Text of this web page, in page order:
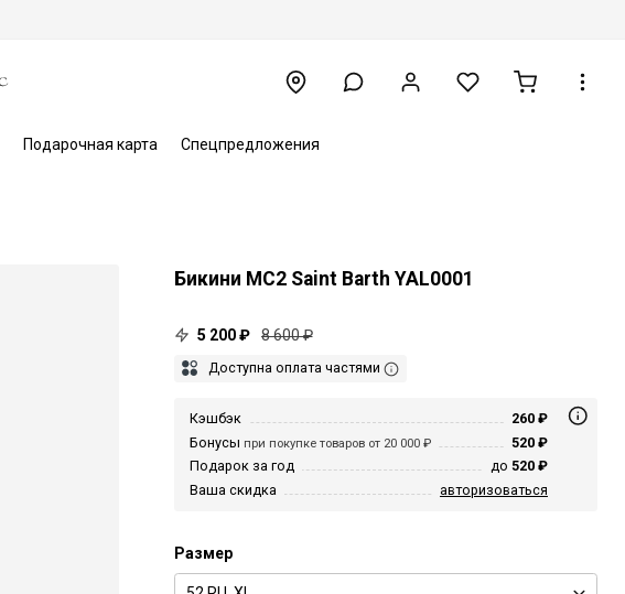
Подарочная карта Спецпредложения
Бикини MC2 Saint Barth YAL0001
5 200 ₽ 8 600 ₽
Доступна оплата частями
Кэшбэк
260 ₽
Бонусы при покупке товаров от 20 000 ₽
520 ₽
Подарок за год
до 520 ₽
Ваша скидка
авторизоваться
Размер